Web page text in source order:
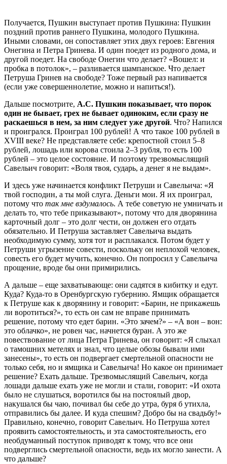
Получается, Пушкин выступает против Пушкина: Пушкин
поздний против раннего Пушкина, молодого Пушкина.
Иными словами, он сопоставляет этих двух героев: Евгения
Онегина и Петра Гринева. И один поедет из родного дома, и
другой поедет. На свободе Онегин что делает? «Вошел: и
пробка в потолок», – разливается шампанское. Что делает
Петруша Гринев на свободе? Тоже первый раз напивается
(если уже совершеннолетие, можно и напиться!).
Дальше посмотрите, А.С. Пушкин показывает, что порок
один не бывает, грех не бывает одиноким, если сразу не
раскаешься в нем, за ним следует уже другой. Что? Напился
и проигрался. Проиграл 100 рублей! А что такое 100 рублей в
XVIII веке? Не представляете себе: крепостной стоил 5–8
рублей, лошадь или корова стоила 2–3 рубля, то есть 100
рублей – это целое состояние. И поэтому трезвомыслящий
Савельич говорит: «Воля твоя, сударь, а денег я не выдам».
И здесь уже начинается конфликт Петруши и Савельича: «Я
твой господин, а ты мой слуга. Деньги мои. Я их проиграл,
потому что так мне вздумалось. А тебе советую не умничать и
делать то, что тебе приказывают», потому что для дворянина
карточный долг – это долг чести, он должен его отдать
обязательно. И Петруша заставляет Савельича выдать
необходимую сумму, хотя тот и расплакался. Потом будет у
Петруши угрызение совести, поскольку он неплохой человек,
совесть его будет мучить, конечно. Он попросил у Савельича
прощение, вроде бы они примирились.
А дальше – еще захватывающе: они садятся в кибитку и едут.
Куда? Куда-то в Оренбургскую губернию. Ямщик обращается
к Петруше как к дворянину и говорит: «Барин, не прикажешь
ли воротиться?», то есть он сам не вправе принимать
решение, потому что едет барин. «Это зачем?» – «А вон – вон:
это облачко», не ровен час, начнется буран. А это же
повествование от лица Петра Гринева, он говорит: «Я слыхал
о тамошних метелях и знал, что целые обозы бывали ими
занесены», то есть он подвергает смертельной опасности не
только себя, но и ямщика и Савельича! Но какое он принимает
решение? Ехать дальше. Трезвомыслящий Савельич, когда
лошади дальше ехать уже не могли и стали, говорит: «И охота
было не слушаться, воротился бы на постоялый двор,
накушался бы чаю, почивал бы себе до утра, буря б утихла,
отправились бы далее. И куда спешим? Добро бы на свадьбу!»
Правильно, конечно, говорит Савельич. Но Петруша хотел
проявить самостоятельность, и эта самостоятельность, его
необдуманный поступок приводят к тому, что все они
подверглись смертельной опасности, ведь их могло занести. А
что дальше?